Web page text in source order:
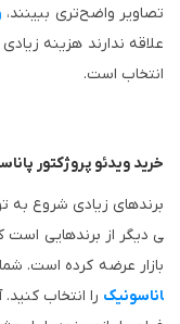
تصاویر واضح‌تری ببینند،
علاقه ندارند هزینه
انتخاب است.
خرید ویدئو پروژکتور
برند‌های زیادی شروع به
ی دیگر از برند‌هایی است
بازار عرضه کرده است.
اناسونیک را انتخاب